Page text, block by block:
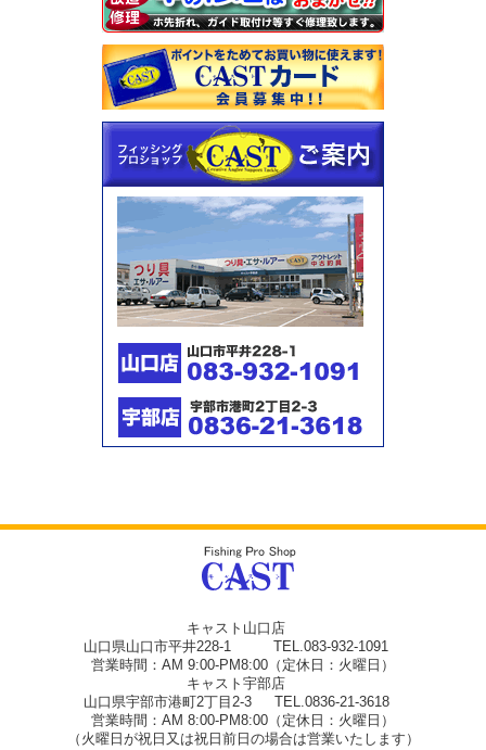
キャスト山口店
山口県山口市平井228-1 TEL.083-932-1091
営業時間：AM 9:00-PM8:00（定休日：火曜日）
キャスト宇部店
山口県宇部市港町2丁目2-3 TEL.0836-21-3618
営業時間：AM 8:00-PM8:00（定休日：火曜日）
（火曜日が祝日又は祝日前日の場合は営業いたします）